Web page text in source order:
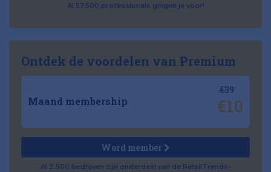
Al 57.500 professionals gingen je voor!
Ontdek de voordelen van Premium
Maand membership
€39
€10
Word member
Al 2.500 bedrijven zijn onderdeel van de RetailTrends-